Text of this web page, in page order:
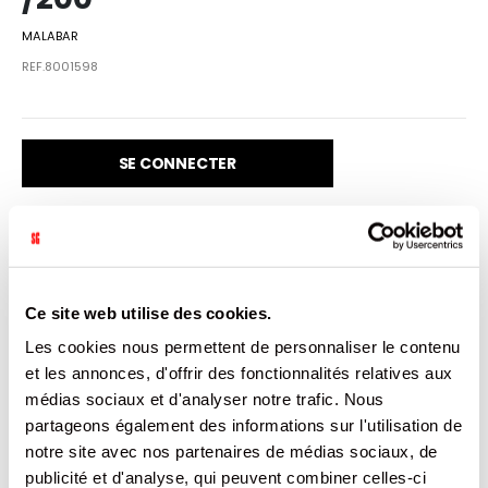
Ce site web utilise des cookies.
Les cookies nous permettent de personnaliser le contenu
et les annonces, d'offrir des fonctionnalités relatives aux
médias sociaux et d'analyser notre trafic. Nous
partageons également des informations sur l'utilisation de
notre site avec nos partenaires de médias sociaux, de
publicité et d'analyse, qui peuvent combiner celles-ci
MALABAR
REF.8001598
SE CONNECTER
VENDU PAR: 1
INFORMATION
Malabar Tutti Frutti, l'original bubble gum aux bulles
légendaires au goût incomparable accompagné de ses
tattoos* inimitables Cette boîte se compose de 200
Malabars.